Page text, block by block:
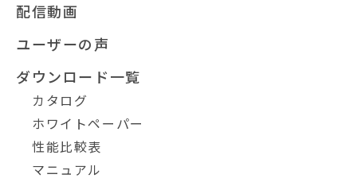
配信動画
ユーザーの声
ダウンロード一覧
カタログ
ホワイトペーパー
性能比較表
マニュアル